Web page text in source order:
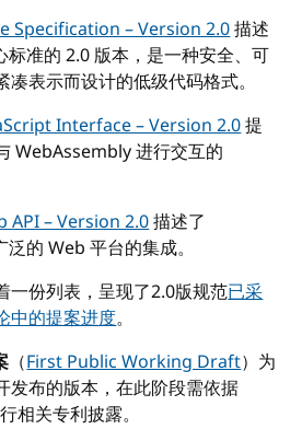
Specification – Version 2.0描述
准的 2.0 版本，是一种安全、可
表示而设计的低级代码格式。
Interface – Version 2.0提
WebAssembly 进行交互的
API – Version 2.0描述了
的 Web 平台的集成。
一份列表，呈现了2.0版规范已采
中的提案进度。
（First Public Working Draft）为
发布的版本，在此阶段需依据
相关专利披露。